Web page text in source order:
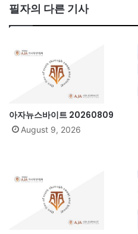
필자의 다른 기사
아자뉴스바이트 20260809
August 9, 2026